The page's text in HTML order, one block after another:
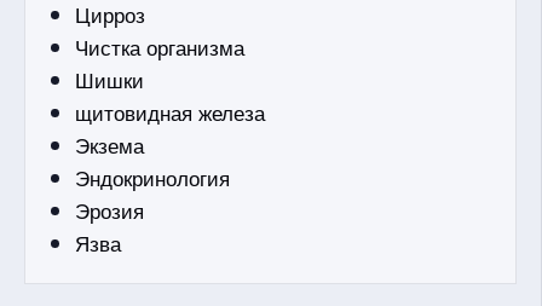
Цирроз
Чистка организма
Шишки
щитовидная железа
Экзема
Эндокринология
Эрозия
Язва